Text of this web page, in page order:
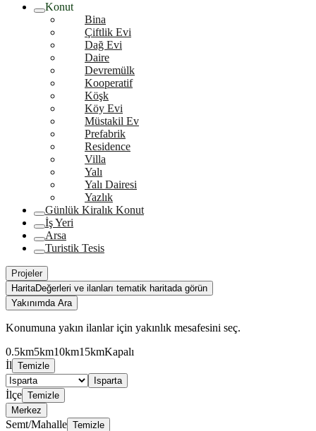
Konut
Bina
Çiftlik Evi
Dağ Evi
Daire
Devremülk
Kooperatif
Köşk
Köy Evi
Müstakil Ev
Prefabrik
Residence
Villa
Yalı
Yalı Dairesi
Yazlık
Günlük Kiralık Konut
İş Yeri
Arsa
Turistik Tesis
Projeler
HaritaDeğerleri ve ilanları tematik haritada görün
Yakınımda Ara
Konumuna yakın ilanlar için yakınlık mesafesini seç.
0.5km5km10km15kmKapalı
İl Temizle
Isparta
İlçe Temizle
Merkez
Semt/Mahalle Temizle